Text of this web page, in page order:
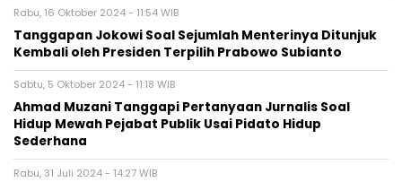
Rabu, 16 Oktober 2024 - 11:54 WIB
Tanggapan Jokowi Soal Sejumlah Menterinya Ditunjuk
Kembali oleh Presiden Terpilih Prabowo Subianto
Sabtu, 5 Oktober 2024 - 11:18 WIB
Ahmad Muzani Tanggapi Pertanyaan Jurnalis Soal
Hidup Mewah Pejabat Publik Usai Pidato Hidup
Sederhana
Rabu, 31 Juli 2024 - 14:27 WIB